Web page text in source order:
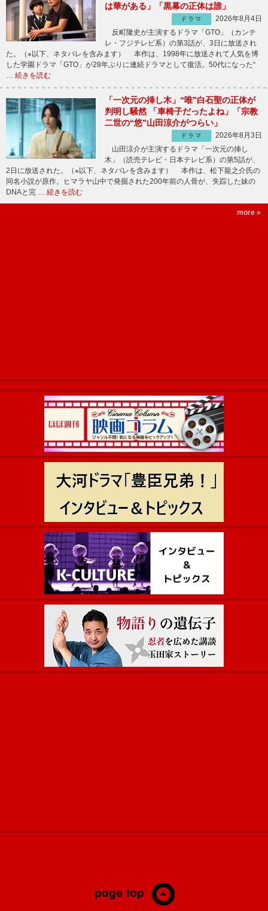
は華がある」「黒幕の正体は誰」
ドラマ
2026年8月4日
反町隆史が主演するドラマ「GTO」（カンテ
レ・フジテレビ系）の第3話が、3日に放送され
た。（※以下、ネタバレを含みます） 本作は、1998年に放送されて人気を博
した学園ドラマ「GTO」が28年ぶりに連続ドラマとして復活。50代になった“
続きを読む
「一次元の挿し木」“唯”白石聖の正体が
判明し騒然 「車椅子だったよね」「宗教
二世の“悠”山田涼介がつらい」
ドラマ
2026年8月3日
山田涼介が主演するドラマ「一次元の挿し
木」（読売テレビ・日本テレビ系）の第5話が、
2日に放送された。（※以下、ネタバレを含みます） 本作は、松下龍之介氏の
同名小説が原作。ヒマラヤ山中で発掘された200年前の人骨が、失踪した妹の
DNAと完 … 続きを読む
more »